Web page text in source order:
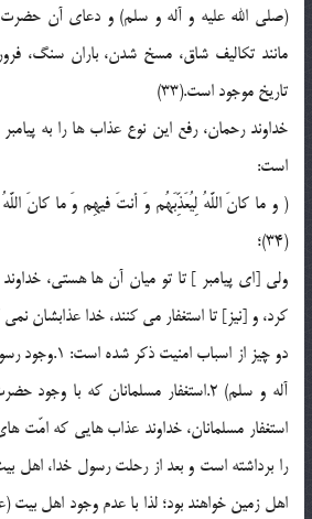
(صلی الله علیه و آله و سلم) و دعای آن حضرت،
مانند تکالیف شاق، مسخ شدن، باران سنگ،
تاریخ موجود است.(33)
خداوند رحمان، رفع این نوع عذاب ها را به
است:
( و ما کانَ اللَّهُ لِیُعَذِّبَهُم وَ أنتَ فیهِم وَ ما کانَ
(34)؛
ولی [ای پیامبر ] تا تو میان آن ها هستی،
کرد، و [نیز] تا استغفار می کنند، خدا عذابشان
دو چیز از اسباب
آله و سلم) 2.استغفار مسلمانان که با
استغفار مسلمانان، خداوند عذاب هایی که امّت
را برداشته است و بعد از رحلت رسول خدا، اهل
اهل زمین خواهند بود؛ لذا با عدم وجود اهل بیت